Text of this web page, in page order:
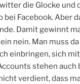
die Glocke und
bei Facebook. Aber
Damit gewinnt
nein. Man muss
einbringen, sich
stehen auch
verdient, dass